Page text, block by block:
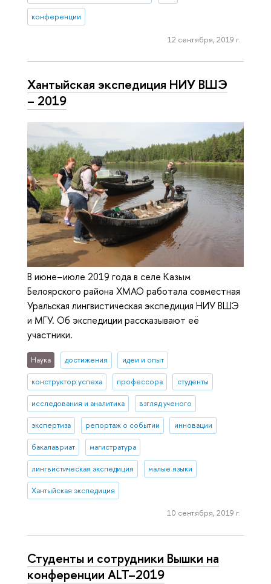
конференции
12 сентября, 2019 г.
Хантыйская экспедиция НИУ ВШЭ
– 2019
В июне–июле 2019 года в селе Казым
Белоярского района ХМАО работала совместная
Уральская лингвистическая экспедиция НИУ ВШЭ
и МГУ. Об экспедиции рассказывают её
участники.
Наука достижения идеи и опыт
конструктор успеха профессора студенты
исследования и аналитика взгляд ученого
экспертиза репортаж о событии инновации
бакалавриат магистратура
лингвистическая экспедиция малые языки
Хантыйская экспедиция
10 сентября, 2019 г.
Студенты и сотрудники Вышки на
конференции ALT–2019